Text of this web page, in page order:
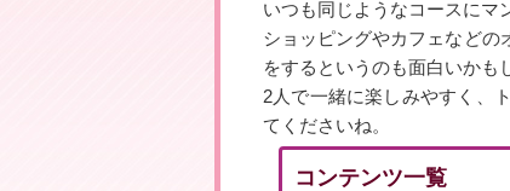
いつも同じようなコースにマ
ショッピングやカフェなどの
をするというのも面白いかも
2人で一緒に楽しみやすく、
てくださいね。
コンテンツ一覧